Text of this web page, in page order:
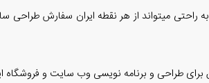
میتواند از هر نقطه ایران سفارش طراحی
طراحی و برنامه نویسی وب سایت و فروشگاه